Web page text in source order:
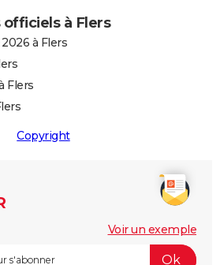
à Flers
à Flers
Flers
Copyright
Voir un exemple